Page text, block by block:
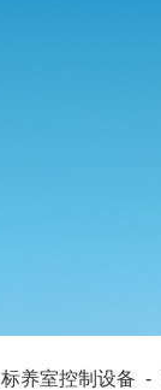
标养室控制设备 -